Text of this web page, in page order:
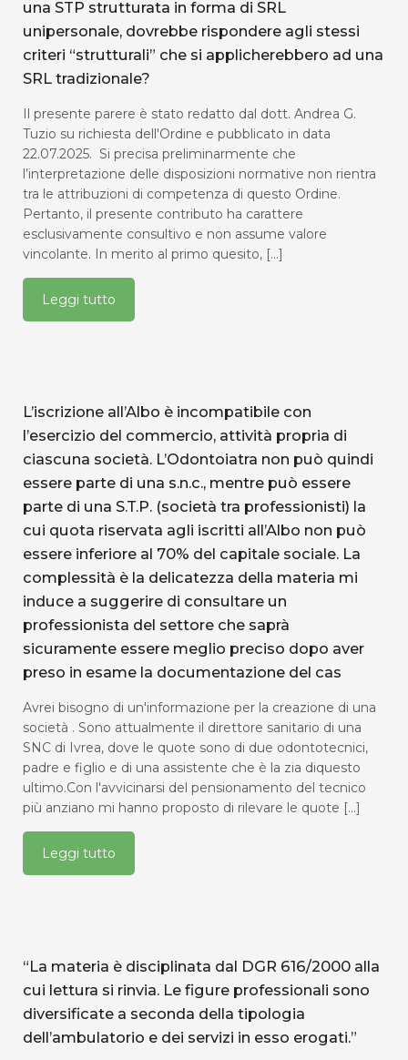
una STP strutturata in forma di SRL
unipersonale, dovrebbe rispondere agli stessi
criteri “strutturali” che si applicherebbero ad una
SRL tradizionale?
Il presente parere è stato redatto dal dott. Andrea G.
Tuzio su richiesta dell'Ordine e pubblicato in data
22.07.2025. Si precisa preliminarmente che
l’interpretazione delle disposizioni normative non rientra
tra le attribuzioni di competenza di questo Ordine.
Pertanto, il presente contributo ha carattere
esclusivamente consultivo e non assume valore
vincolante. In merito al primo quesito, [...]
Leggi tutto
L’iscrizione all’Albo è incompatibile con
l’esercizio del commercio, attività propria di
ciascuna società. L’Odontoiatra non può quindi
essere parte di una s.n.c., mentre può essere
parte di una S.T.P. (società tra professionisti) la
cui quota riservata agli iscritti all’Albo non può
essere inferiore al 70% del capitale sociale. La
complessità è la delicatezza della materia mi
induce a suggerire di consultare un
professionista del settore che saprà
sicuramente essere meglio preciso dopo aver
preso in esame la documentazione del cas
Avrei bisogno di un'informazione per la creazione di una
società . Sono attualmente il direttore sanitario di una
SNC di Ivrea, dove le quote sono di due odontotecnici,
padre e figlio e di una assistente che è la zia diquesto
ultimo.Con l'avvicinarsi del pensionamento del tecnico
più anziano mi hanno proposto di rilevare le quote [...]
Leggi tutto
“La materia è disciplinata dal DGR 616/2000 alla
cui lettura si rinvia. Le figure professionali sono
diversificate a seconda della tipologia
dell’ambulatorio e dei servizi in esso erogati.”